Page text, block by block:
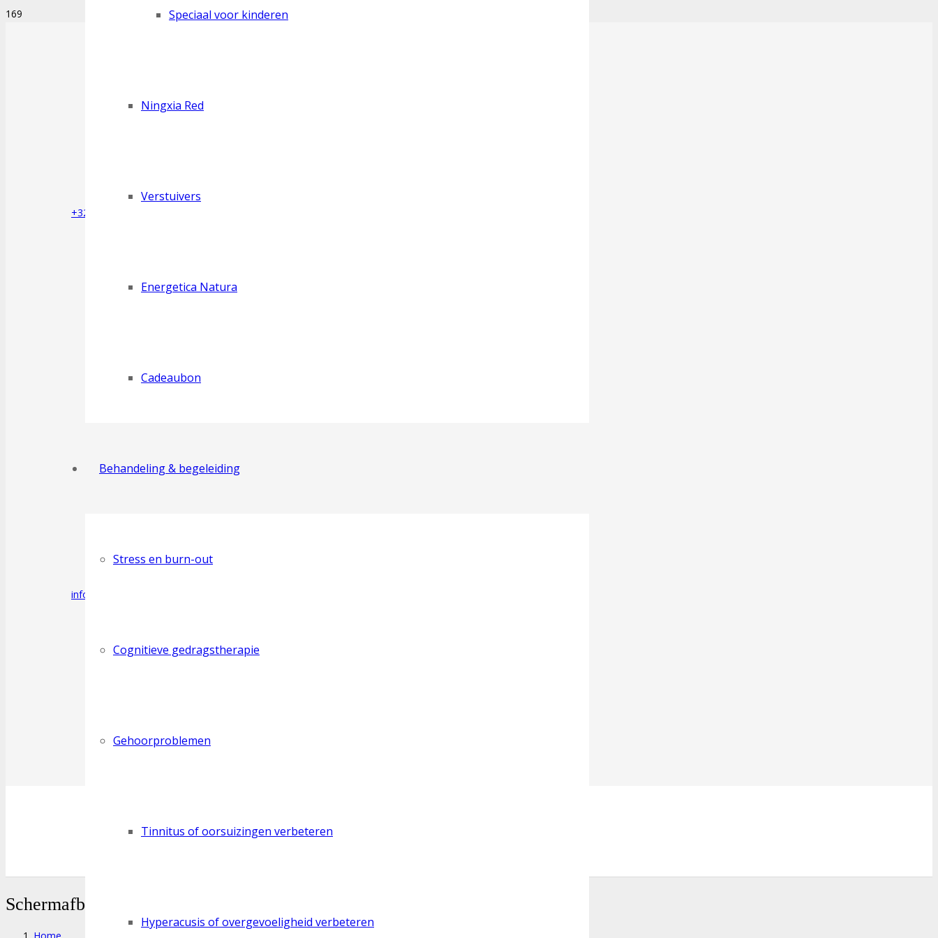
+32 (0) 498 29 53 39
info@dyob.be
Speciaal voor kinderen
Ningxia Red
Verstuivers
Energetica Natura
Cadeaubon
Behandeling & begeleiding
Stress en burn-out
Cognitieve gedragstherapie
Gehoorproblemen
Tinnitus of oorsuizingen verbeteren
Hyperacusis of overgevoeligheid verbeteren
Schermafbeelding 2025-10-16 om 15.18.57